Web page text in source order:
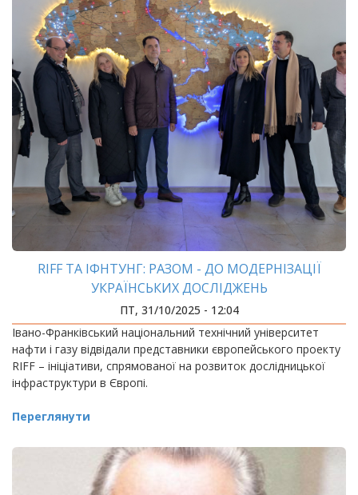
RIFF ТА ІФНТУНГ: РАЗОМ - ДО МОДЕРНІЗАЦІЇ
УКРАЇНСЬКИХ ДОСЛІДЖЕНЬ
ПТ, 31/10/2025 - 12:04
Івано-Франківський національний технічний університет
нафти і газу відвідали представники європейського проекту
RIFF – ініціативи, спрямованої на розвиток дослідницької
інфраструктури в Європі.
Переглянути